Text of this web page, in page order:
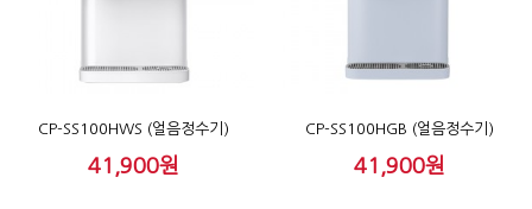
CP-SS100HWS (얼음정수기)
41,900원
CP-SS100HGB (얼음정수기)
41,900원